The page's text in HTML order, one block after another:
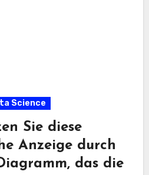
Science
Sie diese
Anzeige durch
das die